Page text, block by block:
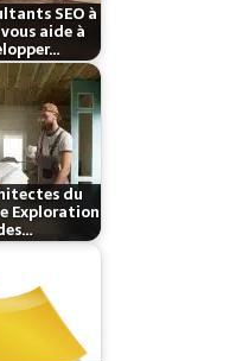
SEO à
aide à
du
Exploration